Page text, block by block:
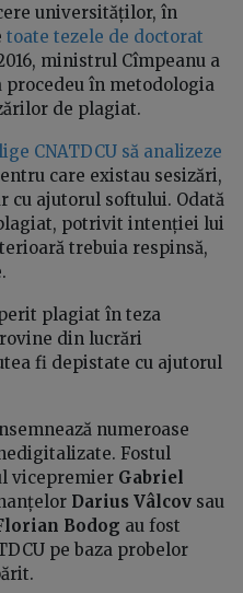
universităților, în
toate tezele de doctorat
ministrul Cîmpeanu a
procedeu în metodologia
de plagiat.
CNATDCU să analizeze
care existau sesizări,
cu ajutorul softului. Odată
potrivit intenției lui
trebuia respinsă,
plagiat în teza
din lucrări
fi depistate cu ajutorul
numeroase
Fostul
vicepremier Gabriel
Darius Vâlcov sau
Bodog au fost
pe baza probelor